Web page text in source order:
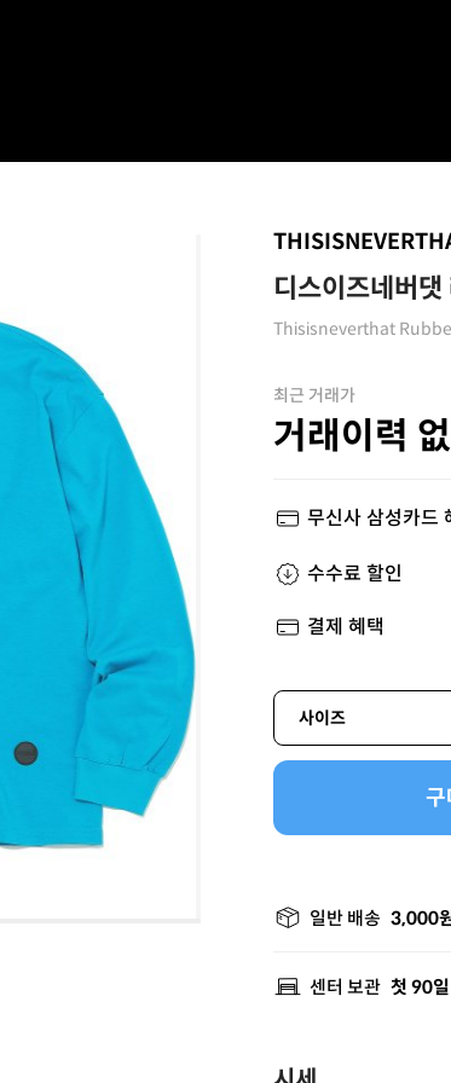
디스이즈네버
Thisisneverthat
최근 거래가
거래이력
무신사 삼성카드
수수료 할인
결제 혜택
사이즈
구
일반 배송 3,000
센터 보관 첫 90